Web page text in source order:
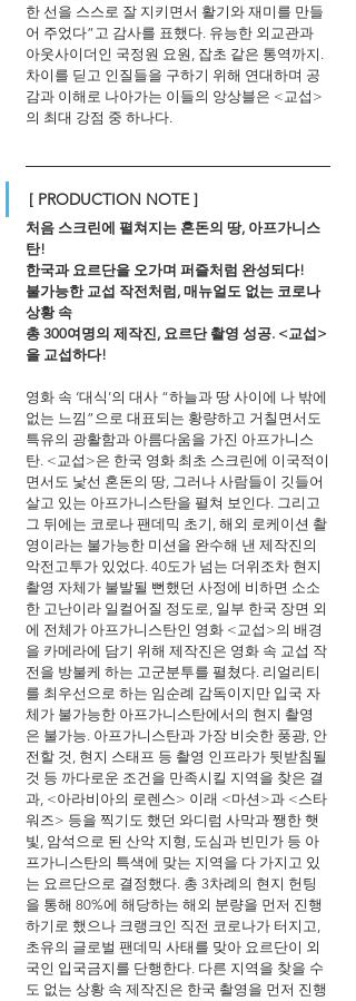
한 선을 스스로 잘 지키면서 활기와 재미를 만들
어 주었다”고 감사를 표했다. 유능한 외교관과
아웃사이더인 국정원 요원, 잡초 같은 통역까지.
차이를 딛고 인질들을 구하기 위해 연대하며 공
감과 이해로 나아가는 이들의 앙상블은 <교섭>
의 최대 강점 중 하나다.
[ PRODUCTION NOTE ]
처음 스크린에 펼쳐지는 혼돈의 땅, 아프가니스
탄!
한국과 요르단을 오가며 퍼즐처럼 완성되다!
불가능한 교섭 작전처럼, 매뉴얼도 없는 코로나
상황 속
총 300여명의 제작진, 요르단 촬영 성공. <교섭>
을 교섭하다!
영화 속 ‘대식’의 대사 “하늘과 땅 사이에 나 밖에
없는 느낌”으로 대표되는 황량하고 거칠면서도
특유의 광활함과 아름다움을 가진 아프가니스
탄. <교섭>은 한국 영화 최초 스크린에 이국적이
면서도 낯선 혼돈의 땅, 그러나 사람들이 깃들어
살고 있는 아프가니스탄을 펼쳐 보인다. 그리고
그 뒤에는 코로나 팬데믹 초기, 해외 로케이션 촬
영이라는 불가능한 미션을 완수해 낸 제작진의
악전고투가 있었다. 40도가 넘는 더위조차 현지
촬영 자체가 불발될 뻔했던 사정에 비하면 소소
한 고난이라 일컬어질 정도로, 일부 한국 장면 외
에 전체가 아프가니스탄인 영화 <교섭>의 배경
을 카메라에 담기 위해 제작진은 영화 속 교섭 작
전을 방불케 하는 고군분투를 펼쳤다. 리얼리티
를 최우선으로 하는 임순례 감독이지만 입국 자
체가 불가능한 아프가니스탄에서의 현지 촬영
은 불가능. 아프가니스탄과 가장 비슷한 풍광, 안
전할 것, 현지 스태프 등 촬영 인프라가 뒷받침될
것 등 까다로운 조건을 만족시킬 지역을 찾은 결
과, <아라비아의 로렌스> 이래 <마션>과 <스타
워즈> 등을 찍기도 했던 와디럼 사막과 쨍한 햇
빛, 암석으로 된 산악 지형, 도심과 빈민가 등 아
프가니스탄의 특색에 맞는 지역을 다 가지고 있
는 요르단으로 결정했다. 총 3차례의 현지 헌팅
을 통해 80%에 해당하는 해외 분량을 먼저 진행
하기로 했으나 크랭크인 직전 코로나가 터지고,
초유의 글로벌 팬데믹 사태를 맞아 요르단이 외
국인 입국금지를 단행한다. 다른 지역을 찾을 수
도 없는 상황 속 제작진은 한국 촬영을 먼저 진행